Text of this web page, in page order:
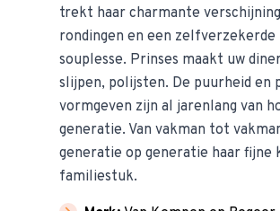
trekt haar charmante
rondingen en een
souplesse. Prinses maakt uw
slijpen, polijsten. De puurheid en
vormgeven zijn al jarenlang van
generatie. Van vakman tot
generatie op generatie haar
familiestuk.